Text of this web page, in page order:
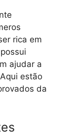
rica em
ajudar a
estão
da